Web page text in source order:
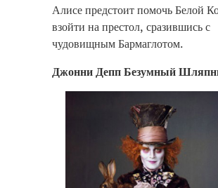
Алисе предстоит помочь Белой
взойти на престол, сразившись с
чудовищным Бармаглотом.
Джонни Депп Безумный